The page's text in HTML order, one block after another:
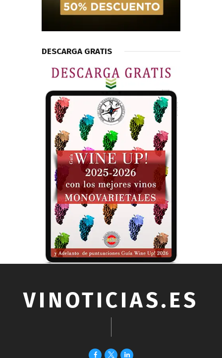
DESCARGA GRATIS
VINOTICIAS.ES